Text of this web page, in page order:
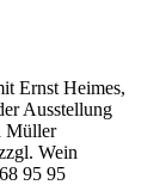
Ernst Heimes,
Ausstellung
Müller
Wein
95 95